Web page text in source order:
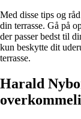
Med disse tips og
din terrasse. Gå på
der passer bedst til
kun beskytte dit
terrasse.
Harald